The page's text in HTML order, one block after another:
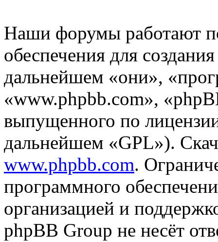
Наши форумы работают
обеспечения для
дальнейшем «они»,
«www.phpbb.com»,
выпущенного по
дальнейшем «GPL»).
www.phpbb.com.
программного
организацией и
phpBB Group не несёт